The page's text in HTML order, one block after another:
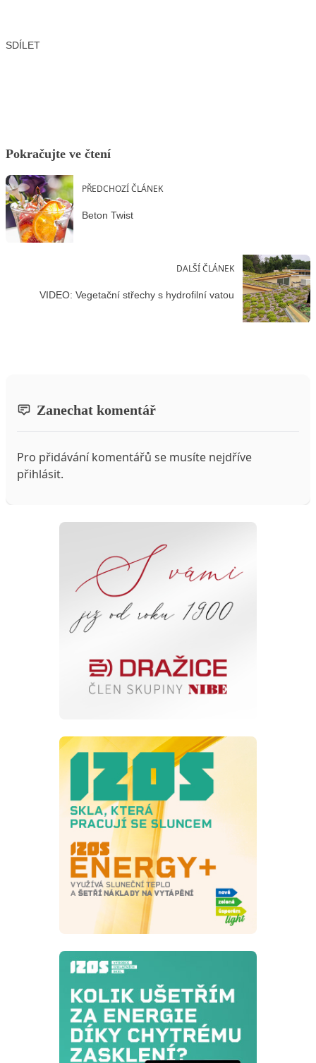
SDÍLET
Pokračujte ve čtení
PŘEDCHOZÍ ČLÁNEK
Beton Twist
DALŠÍ ČLÁNEK
VIDEO: Vegetační střechy s hydrofilní vatou
Zanechat komentář
Pro přidávání komentářů se musíte nejdříve
přihlásit.